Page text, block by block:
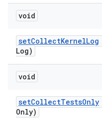
void
setCollectKernelLog
Log)
void
setCollectTestsOnly
Only)